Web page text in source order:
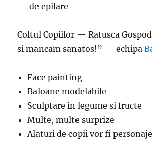
de epilare
Coltul Copiilor — Ratusca
si mancam sanatos!” — echipa
Face painting
Baloane modelabile
Sculptare in legume si fructe
Multe, multe surprize
Alaturi de copii vor fi